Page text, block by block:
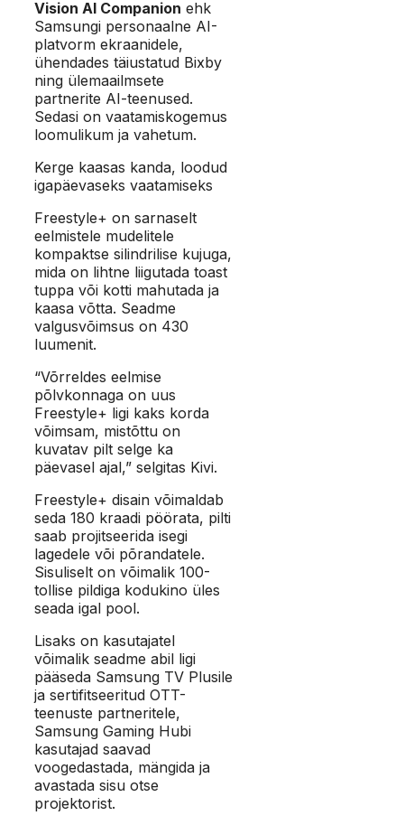
Vision AI Companion ehk
Samsungi personaalne AI-
platvorm ekraanidele,
ühendades täiustatud Bixby
ning ülemaailmsete
partnerite AI-teenused.
Sedasi on vaatamiskogemus
loomulikum ja vahetum.
Kerge kaasas kanda, loodud
igapäevaseks vaatamiseks
Freestyle+ on sarnaselt
eelmistele mudelitele
kompaktse silindrilise kujuga,
mida on lihtne liigutada toast
tuppa või kotti mahutada ja
kaasa võtta. Seadme
valgusvõimsus on 430
luumenit.
“Võrreldes eelmise
põlvkonnaga on uus
Freestyle+ ligi kaks korda
võimsam, mistõttu on
kuvatav pilt selge ka
päevasel ajal,” selgitas Kivi.
Freestyle+ disain võimaldab
seda 180 kraadi pöörata, pilti
saab projitseerida isegi
lagedele või põrandatele.
Sisuliselt on võimalik 100-
tollise pildiga kodukino üles
seada igal pool.
Lisaks on kasutajatel
võimalik seadme abil ligi
pääseda Samsung TV Plusile
ja sertifitseeritud OTT-
teenuste partneritele,
Samsung Gaming Hubi
kasutajad saavad
voogedastada, mängida ja
avastada sisu otse
projektorist.